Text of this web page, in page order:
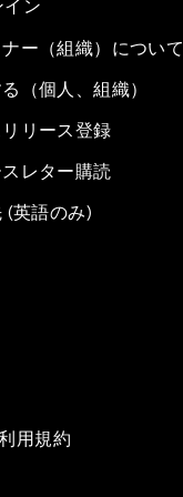
ン
ー（組織）につい
（個人、組織）
リース登録
レター購読
(英語のみ)
用規約